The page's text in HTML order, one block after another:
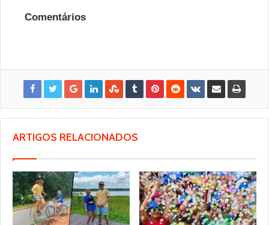
Comentários
ARTIGOS RELACIONADOS